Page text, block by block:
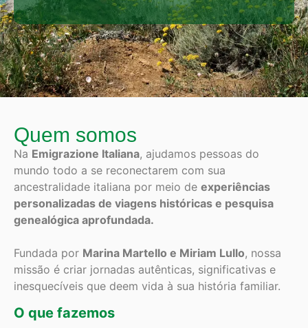
Quem somos
Na Emigrazione Italiana, ajudamos pessoas do
mundo todo a se reconectarem com sua
ancestralidade italiana por meio de experiências
personalizadas de viagens históricas e pesquisa
genealógica aprofundada.
Fundada por Marina Martello e Miriam Lullo, nossa
missão é criar jornadas autênticas, significativas e
inesquecíveis que deem vida à sua história familiar.
O que fazemos